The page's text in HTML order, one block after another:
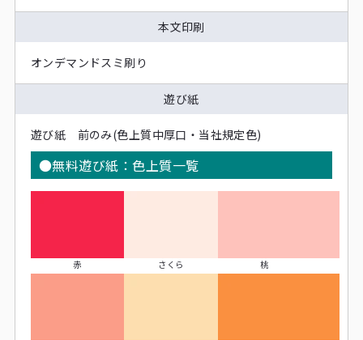
本文印刷
オンデマンドスミ刷り
遊び紙
遊び紙 前のみ(色上質中厚口・当社規定色)
●無料遊び紙：色上質一覧
赤 さくら 桃